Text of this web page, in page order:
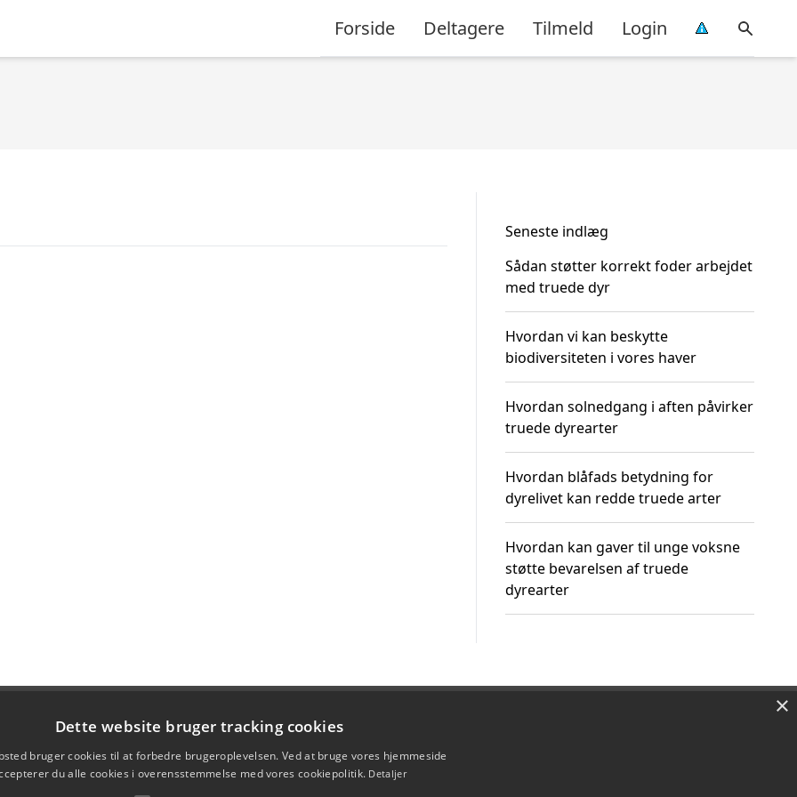
Forside Deltagere Tilmeld Login
Seneste indlæg
Sådan støtter korrekt foder arbejdet
med truede dyr
Hvordan vi kan beskytte
biodiversiteten i vores haver
Hvordan solnedgang i aften påvirker
truede dyrearter
Hvordan blåfads betydning for
dyrelivet kan redde truede arter
Hvordan kan gaver til unge voksne
støtte bevarelsen af truede
dyrearter
×
Dette website bruger tracking cookies
bruger cookies til at forbedre brugeroplevelsen. Ved at bruge vores hjemmeside
du alle cookies i overensstemmelse med vores cookiepolitik. Detaljer